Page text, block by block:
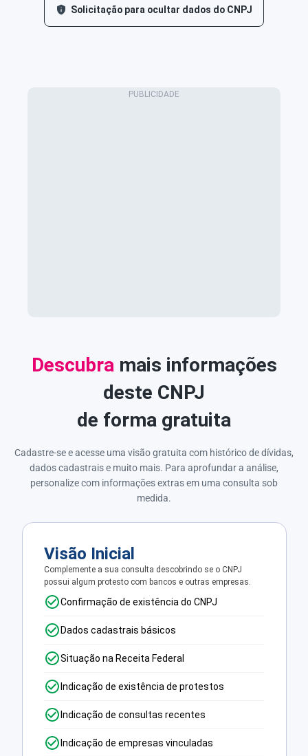
Solicitação para ocultar dados do CNPJ
Descubra mais informações
deste CNPJ
de forma gratuita
Cadastre-se e acesse uma visão gratuita com histórico de dívidas,
dados cadastrais e muito mais. Para aprofundar a análise,
personalize com informações extras em uma consulta sob
medida.
Visão Inicial
Complemente a sua consulta descobrindo se o CNPJ
possui algum protesto com bancos e outras empresas.
Confirmação de existência do CNPJ
Dados cadastrais básicos
Situação na Receita Federal
Indicação de existência de protestos
Indicação de consultas recentes
Indicação de empresas vinculadas